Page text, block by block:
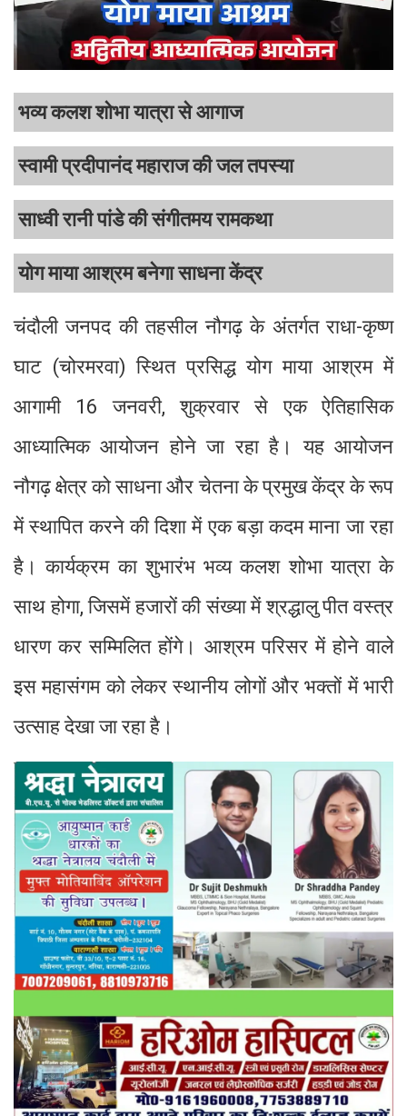
भव्य कलश शोभा यात्रा से आगाज
स्वामी प्रदीपानंद महाराज की जल तपस्या
साध्वी रानी पांडे की संगीतमय रामकथा
योग माया आश्रम बनेगा साधना केंद्र
चंदौली जनपद की तहसील नौगढ़ के अंतर्गत राधा-कृष्ण
घाट (चोरमरवा) स्थित प्रसिद्ध योग माया आश्रम में
आगामी 16 जनवरी, शुक्रवार से एक ऐतिहासिक
आध्यात्मिक आयोजन होने जा रहा है। यह आयोजन
नौगढ़ क्षेत्र को साधना और चेतना के प्रमुख केंद्र के रूप
में स्थापित करने की दिशा में एक बड़ा कदम माना जा रहा
है। कार्यक्रम का शुभारंभ भव्य कलश शोभा यात्रा के
साथ होगा, जिसमें हजारों की संख्या में श्रद्धालु पीत वस्त्र
धारण कर सम्मिलित होंगे। आश्रम परिसर में होने वाले
इस महासंगम को लेकर स्थानीय लोगों और भक्तों में भारी
उत्साह देखा जा रहा है।